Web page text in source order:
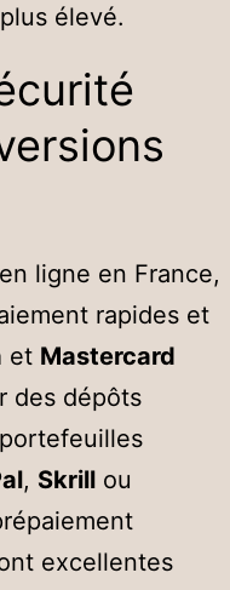
élevé.
ligne en France,
rapides et
et Mastercard
des dépôts
, Skrill ou
excellentes